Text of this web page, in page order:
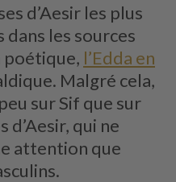
d’Aesir les plus
les sources
poétique, l’Edda en
Malgré cela,
sur Sif que sur
d’Aesir, qui ne
attention que